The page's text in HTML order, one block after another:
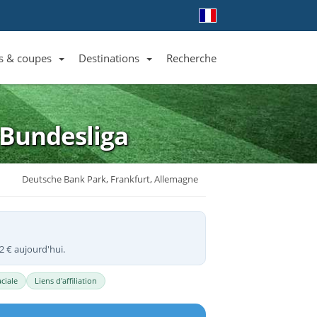
Liste des clubs et équipes
& coupes
Liste des ligues et coupes
Destinations
Toutes les destinations
Recherche
Deutsche Bank Park, Frankfurt, Allemagne
€ aujourd'hui.
Liens d'affiliation